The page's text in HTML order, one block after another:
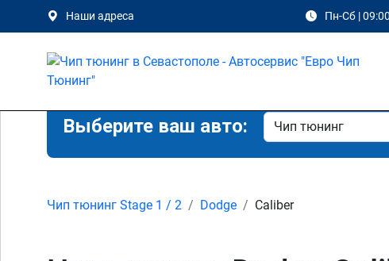
Наши адреса Пн-Сб |
Выберите ваш авто:
Чип тюнинг Stage 1 / 2 Dodge Caliber